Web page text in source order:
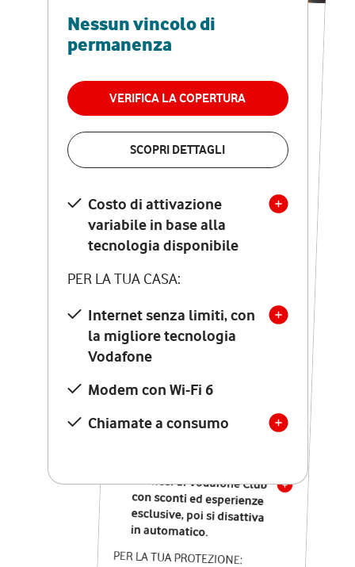
Nessun vincolo di
permanenza
VERIFICA LA COPERTURA
SCOPRI DETTAGLI
Costo di attivazione
variabile in base alla
tecnologia disponibile
PER LA TUA CASA:
Internet senza limiti, con
la migliore tecnologia
Vodafone
Modem con Wi-Fi 6
Chiamate a consumo
RETE FISSA + VODAFONE CLUB
29,95€
permanenza
VERIFICA LA COPERTURA
Costo di attivazione
variabile in base alla
tecnologia disponibile
PER LA TUA CASA:
Internet senza limiti, con
la migliore tecnologia
Vodafone
Modem Seven con Wi-Fi 7
Chiamate illimitate verso
numeri fissi e mobili
nazionali
12 mesi di Vodafone Club
con sconti ed esperienze
esclusive, poi si disattiva
in automatico.
PER LA TUA PROTEZIONE: